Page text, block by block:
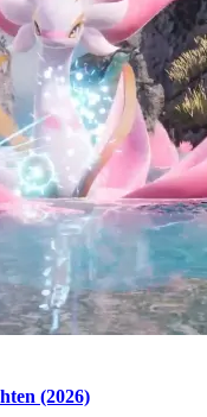
(2026)